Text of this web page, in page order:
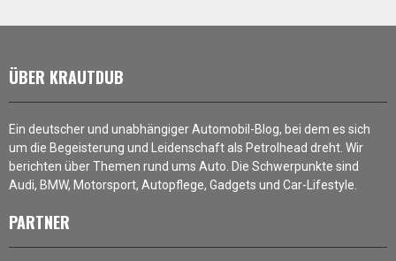
ÜBER KRAUTDUB
Ein deutscher und unabhängiger Automobil-Blog, bei dem es sich
um die Begeisterung und Leidenschaft als Petrolhead dreht. Wir
berichten über Themen rund ums Auto. Die Schwerpunkte sind
Audi, BMW, Motorsport, Autopflege, Gadgets und Car-Lifestyle.
PARTNER